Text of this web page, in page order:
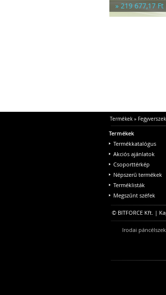
» 219 677,17 Ft
Termékek»
Termékek
Termékkatalógus
Akciós ajánlatok
Csoporttérkép
Népszerű termékek
Terméklisták
Megszűnt széfek
© BITFORCE Kft. |
Irodai